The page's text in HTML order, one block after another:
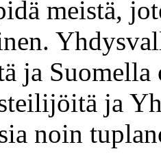
meistä,
ja Suomella
ja
noin